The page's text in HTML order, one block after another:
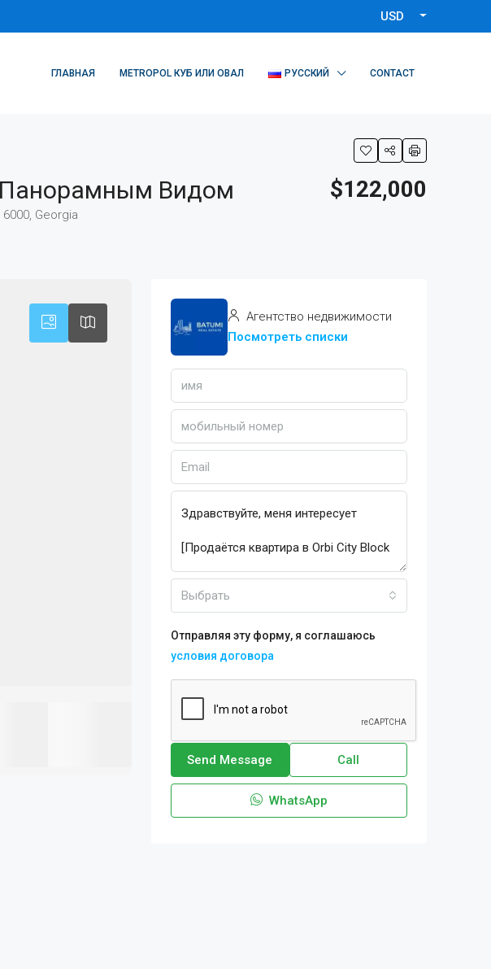
USD
ГЛАВНАЯ METROPOL КУБ ИЛИ ОВАЛ РУССКИЙ CONTACT
Панорамным Видом
Georgia
$122,000
Агентство недвижимости
Посмотреть списки
Выбрать
Отправляя эту форму, я соглашаюсь
условия договора
Send Message Call
WhatsApp